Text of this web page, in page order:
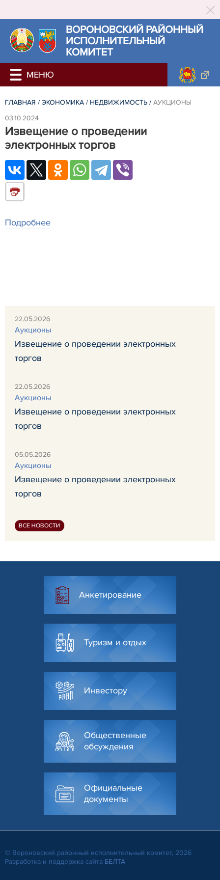
ВОРОНОВСКИЙ РАЙОННЫЙ
ИСПОЛНИТЕЛЬНЫЙ
КОМИТЕТ
ГЛАВНАЯ / ЭКОНОМИКА / НЕДВИЖИМОСТЬ / АУКЦИОНЫ
03.10.2024
Извещение о проведении
электронных торгов
Подробнее
22.05.2026
Аукционы
Извещение о проведении электронных
торгов
22.05.2026
Аукционы
Извещение о проведении электронных
торгов
05.05.2026
Аукционы
Извещение о проведении электронных
торгов
ВСЕ НОВОСТИ
Анкетирование
Туризм и отдых
Инвестору
Общественные
обсуждения
Официальные
документы
© Вороновский районный исполнительный комитет, 2026
Разработка и поддержка сайта БЕЛТА